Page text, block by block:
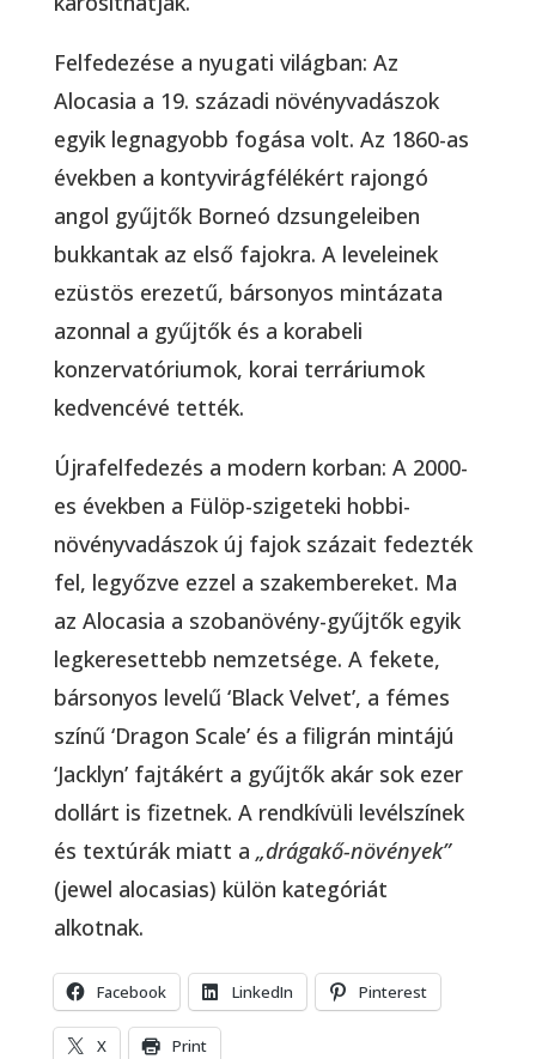
Felfedezése a nyugati világban: Az
Alocasia a 19. századi növényvadászok
egyik legnagyobb fogása volt. Az 1860-as
években a kontyvirágfélékért rajongó
angol gyűjtők Borneó dzsungeleiben
bukkantak az első fajokra. A leveleinek
ezüstös erezetű, bársonyos mintázata
azonnal a gyűjtők és a korabeli
konzervatóriumok, korai terráriumok
kedvencévé tették.
Újrafelfedezés a modern korban: A 2000-
es években a Fülöp-szigeteki hobbi-
növényvadászok új fajok százait fedezték
fel, legyőzve ezzel a szakembereket. Ma
az Alocasia a szobanövény-gyűjtők egyik
legkeresettebb nemzetsége. A fekete,
bársonyos levelű ‘Black Velvet’, a fémes
színű ‘Dragon Scale’ és a filigrán mintájú
‘Jacklyn’ fajtákért a gyűjtők akár sok ezer
dollárt is fizetnek. A rendkívüli levélszínek
és textúrák miatt a „drágakő-növények”
(jewel alocasias) külön kategóriát
alkotnak.
Facebook LinkedIn Pinterest
X Print